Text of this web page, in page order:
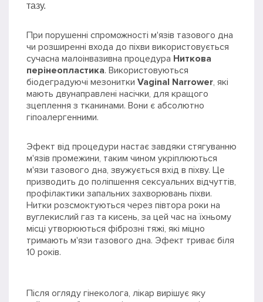
тазу.
При порушенні спроможності м'язів тазового дна
чи розширенні входа до піхви використовується
сучасна малоінвазивна процедура Ниткова
перінеопластика. Використовуються
біодеградуючі мезонитки Vaginal Narrower, які
мають двунаправлені насічки, для кращого
зцеплення з тканинами. Вони є абсолютно
гіпоалергенними.
Эфект від процедури настає завдяки стягуванню
м'язів промежини, таким чином укріплюються
м'язи тазового дна, звужується вхід в піхву. Це
призводить до поліпшення сексуальних відчуттів,
профілактики запальних захворювань піхви.
Нитки розсмоктуються через півтора роки на
вуглекислий газ та кисень, за цей час на їхньому
місці утворюються фіброзні тяжі, які міцно
тримають м'язи тазового дна. Эфект триває біля
10 років.
Після огляду гінеколога, лікар вирішує яку